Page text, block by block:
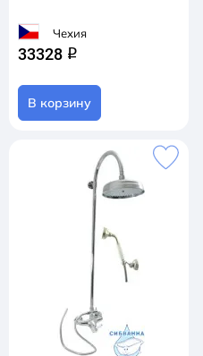
Чехия
33328 q
В корзину